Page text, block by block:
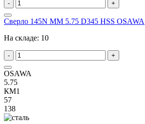
- +
Сверло 145N MM 5.75 D345 HSS OSAWA
На складе: 10
- +
OSAWA
5.75
КМ1
57
138